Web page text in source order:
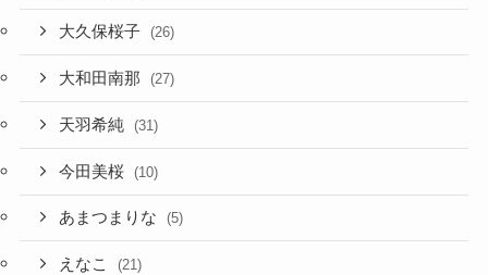
大久保桜子 (26)
大和田南那 (27)
天羽希純 (31)
今田美桜 (10)
あまつまりな (5)
えなこ (21)